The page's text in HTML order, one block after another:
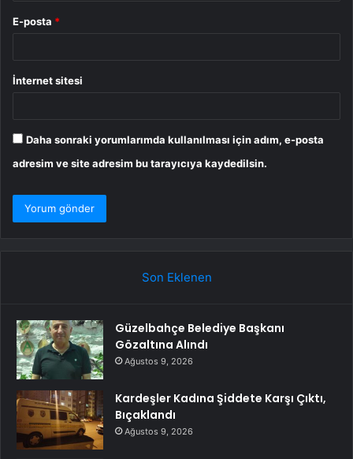
E-posta *
İnternet sitesi
Daha sonraki yorumlarımda kullanılması için adım, e-posta
adresim ve site adresim bu tarayıcıya kaydedilsin.
Son Eklenen
Güzelbahçe Belediye Başkanı
Gözaltına Alındı
Ağustos 9, 2026
Kardeşler Kadına Şiddete Karşı Çıktı,
Bıçaklandı
Ağustos 9, 2026